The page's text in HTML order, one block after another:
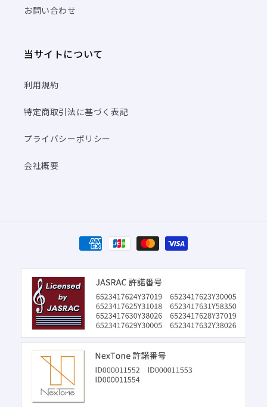
お問い合わせ
当サイトについて
利用規約
特定商取引法に基づく表記
プライバシーポリシー
会社概要
決
済
方
法